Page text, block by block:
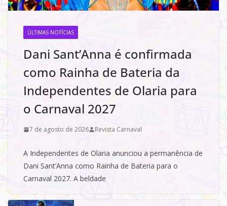
ÚLTIMAS NOTÍCIAS
Dani Sant’Anna é confirmada
como Rainha de Bateria da
Independentes de Olaria para
o Carnaval 2027
7 de agosto de 2026 Revista Carnaval
A Independentes de Olaria anunciou a permanência de
Dani Sant’Anna como Rainha de Bateria para o
Carnaval 2027. A beldade